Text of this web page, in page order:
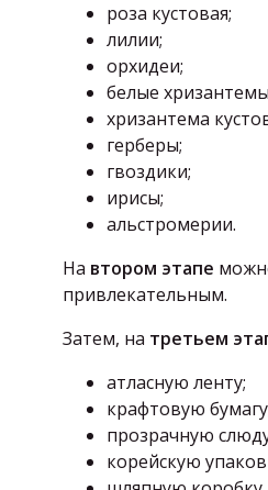
роза кустовая;
лилии;
орхидеи;
белые
хризантема
герберы;
гвоздики;
ирисы;
альстромерии.
На втором этапе
привлекательным.
Затем, на третьем
атласную ленту;
крафтовую
прозрачную
корейскую